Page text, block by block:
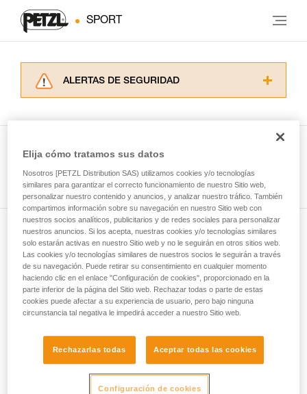
SPORT
ALERTAS DE SEGURIDAD
Dominar estas técnicas requiere una formación
y un entrenamiento específico. Confirme a
través de un profesional su capacidad para
ejecutar estas técnicas, solo y con total
seguridad, antes de ejecutarlas de forma
autónoma.
Damos ejemplos de técnicas relacionadas con
su actividad. Pueden existir otras que no
describimos aquí.
Ver todas las técnicas
Suscríbase al boletín
y mantente conectado con nuestras noticias
Email *
Elija cómo tratamos sus datos
Nosotros [PETZL Distribution SAS) utilizamos cookies y/o tecnologías
similares para garantizar el correcto funcionamiento de nuestro Sitio web,
personalizar nuestro contenido y anuncios, y analizar nuestro tráfico. También
compartimos información sobre su navegación en nuestro Sitio web con
nuestros socios analíticos, publicitarios y de redes sociales para personalizar
nuestros anuncios. Si los acepta, nuestras cookies y/o tecnologías similares
solo estarán activas en nuestro Sitio web y no le seguirán en otros sitios web.
Las cookies y/o tecnologías similares de nuestros socios le seguirán a través
de su navegación. Puede retirar su consentimiento en cualquier momento
haciendo clic en el enlace "Configuración de cookies", proporcionado en la
parte inferior de la página del Sitio web. Rechazar todas o parte de estas
cookies puede afectar a su experiencia de usuario, pero bajo ninguna
circunstancia tal negativa le impedirá acceder a nuestro Sitio web.
Rechazarlas todas Aceptar todas las cookies
Configuración de cookies